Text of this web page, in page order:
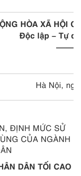
HÒA XÃ HỘI
Độc lập – Tự
Hà Nội,
ĐỊNH MỨC SỬ
CỦA NGÀNH
DÂN TỐI CAO